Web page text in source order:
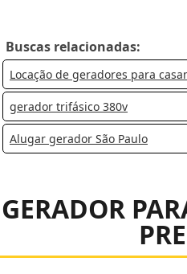
Buscas relacionadas:
Locação de geradores para
gerador trifásico 380v
Alugar gerador São Paulo
GERADOR